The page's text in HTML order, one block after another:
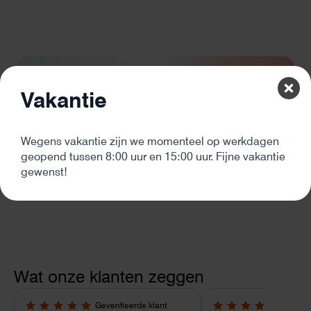
hulp nodig?
06 25 112 439
Stel je vraag
Wat onze klanten zeggen
Geverifieerde klant
Vakantie
Wegens vakantie zijn we momenteel op werkdagen
geopend tussen 8:00 uur en 15:00 uur. Fijne vakantie
gewenst!